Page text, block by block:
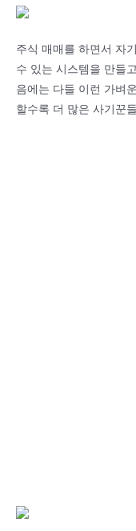
주식 매매를 하면서 자
수 있는 시스템을 만들
음에는 다들 이런 가벼
할수록 더 많은 사기꾼